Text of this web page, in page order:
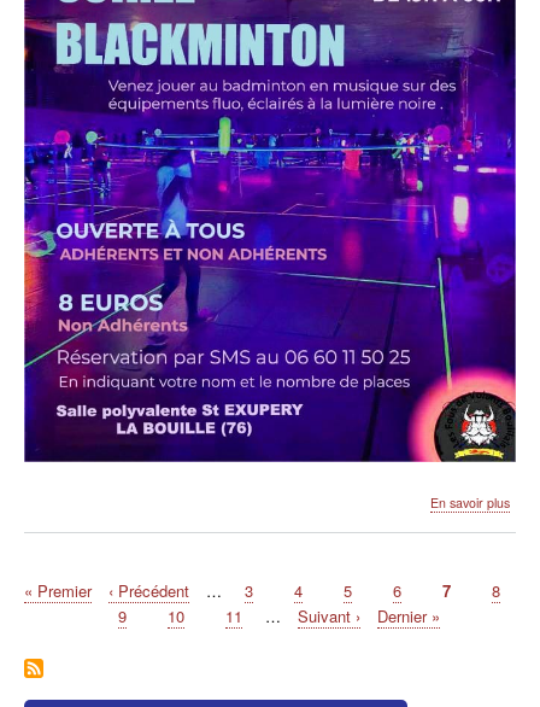
En savoir plussur
Pagination
Première
« Premier
Page
précédente
‹ Précédent … Page
3 Page
4 Page
5 Page
6 Page
7 Page
8
Page
9 Page
10 Page
11 …
Page
Suivant ›
Dernière
Dernier »